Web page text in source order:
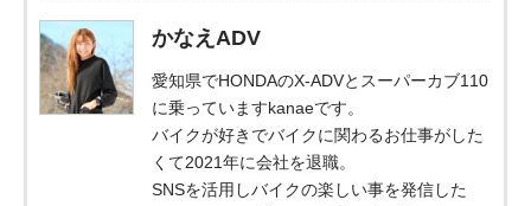
かなえADV
愛知県でHONDAのX-ADVとスーパーカブ110
に乗っていますkanaeです。
バイクが好きでバイクに関わるお仕事がした
くて2021年に会社を退職。
SNSを活用しバイクの楽しい事を発信した